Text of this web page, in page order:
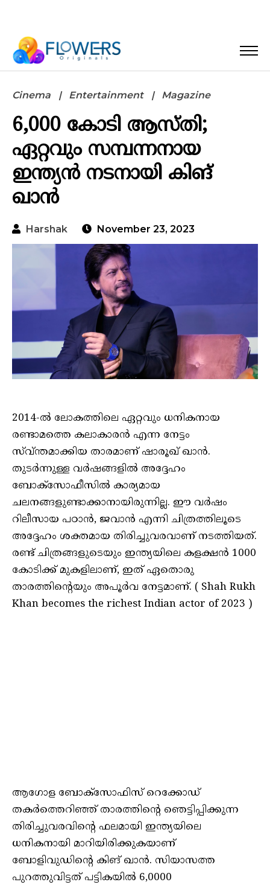
Cinema Entertainment Magazine
6,000 കോടി ആസ്തി;
ഏറ്റവും സമ്പന്നനായ
ഇന്ത്യന്‍ നടനായി കിങ്
ഖാന്‍
Harshak November 23, 2023
2014-ല്‍ ലോകത്തിലെ ഏറ്റവും ധനികനായ
രണ്ടാമത്തെ കലാകാരന്‍ എന്ന നേട്ടം
സ്വ്ന്തമാക്കിയ താരമാണ് ഷാരൂഖ് ഖാന്‍.
തുടര്‍ന്നുള്ള വര്‍ഷങ്ങളില്‍ അദ്ദേഹം
ബോക്സോഫീസില്‍ കാര്യമായ
ചലനങ്ങളുണ്ടാക്കാനായിരുന്നില്ല. ഈ വര്‍ഷം
റിലീസായ പഠാന്‍, ജവാന്‍ എന്നി ചിത്രത്തിലൂടെ
അദ്ദേഹം ശക്തമായ തിരിച്ചുവരവാണ് നടത്തിയത്.
രണ്ട് ചിത്രങ്ങളുടെയും ഇന്ത്യയിലെ കളക്ഷന്‍ 1000
കോടിക്ക് മുകളിലാണ്, ഇത് ഏതൊരു
താരത്തിന്റെയും അപൂര്‍വ നേട്ടമാണ്. ( Shah Rukh
Khan becomes the richest Indian actor of 2023 )
ആഗോള ബോക്സോഫിസ് റെക്കോഡ്
തകര്‍ത്തെറിഞ്ഞ് താരത്തിന്റെ ഞെട്ടിപ്പിക്കുന്ന
തിരിച്ചുവരവിന്റെ ഫലമായി ഇന്ത്യയിലെ
ധനികനായി മാറിയിരിക്കുകയാണ്
ബോളിവുഡിന്റെ കിങ് ഖാന്‍. സിയാസത്ത
പുറത്തുവിട്ടത് പട്ടികയില്‍ 6,0000